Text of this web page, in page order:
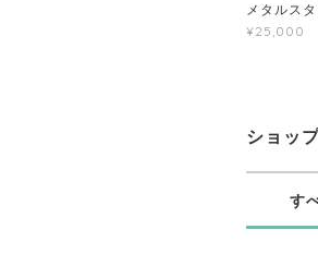
メタルス
¥25,000
ショッ
す